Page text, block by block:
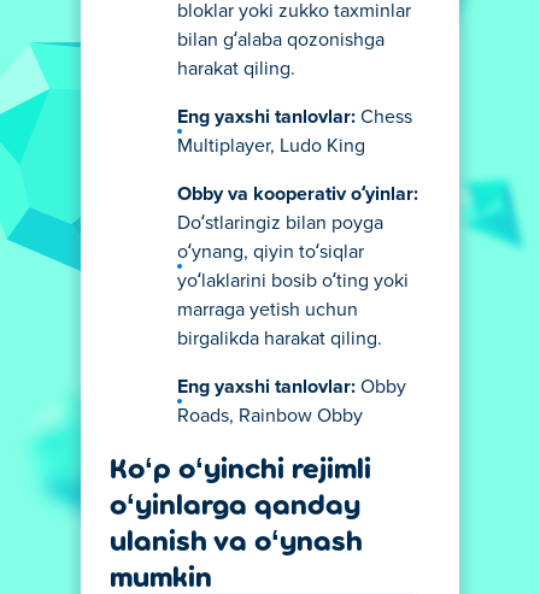
bloklar yoki zukko taxminlar
bilan g‘alaba qozonishga
harakat qiling.
Eng yaxshi tanlovlar: Chess
Multiplayer, Ludo King
Obby va kooperativ o‘yinlar:
Do‘stlaringiz bilan poyga
o‘ynang, qiyin to‘siqlar
yo‘laklarini bosib o‘ting yoki
marraga yetish uchun
birgalikda harakat qiling.
Eng yaxshi tanlovlar: Obby
Roads, Rainbow Obby
Ko‘p o‘yinchi rejimli
o‘yinlarga qanday
ulanish va o‘ynash
mumkin